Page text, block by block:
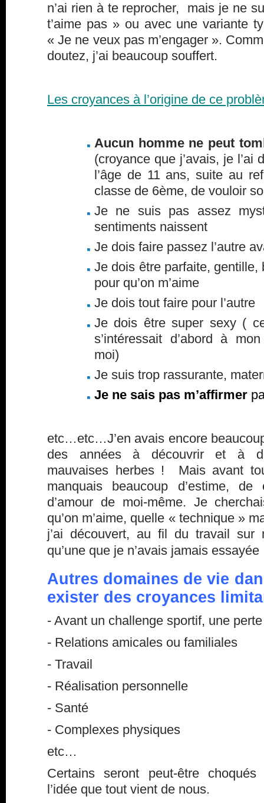
n’ai rien à te reprocher, mais je ne
t’aime pas » ou avec une variante
« Je ne veux pas m’engager ».
doutez, j’ai beaucoup souffert.
Les croyances à l’origine de ce
Aucun homme ne peut
(croyance que j’avais, je l’ai
l’âge de 11 ans, suite au
classe de 6ème, de vouloir
Je ne suis pas assez
sentiments naissent
Je dois faire passez l’autre
Je dois être parfaite,
pour qu’on m’aime
Je dois tout faire pour l’autre
Je dois être super sexy (
s’intéressait d’abord à
moi)
Je suis trop rassurante,
Je ne sais pas m’affirmer
etc…etc…J’en avais encore beaucoup
des années à découvrir et à
mauvaises herbes ! Mais avant
manquais beaucoup d’estime,
d’amour de moi-même. Je
qu’on m’aime, quelle « technique »
j’ai découvert, au fil du travail sur
qu’une que je n’avais jamais
Autres domaines de vie
exister des croyances
- Avant un challenge sportif, une
- Relations amicales ou familiales
- Travail
- Réalisation personnelle
- Santé
- Complexes physiques
etc…
Certains seront peut-être
l’idée que tout vient de nous.